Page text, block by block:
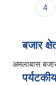
4
बजार
अमलाबास